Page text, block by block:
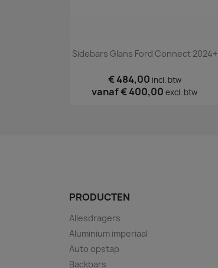
Snel bekijken
Sidebars Glans Ford Connect 2024+
€ 484,00 incl. btw
vanaf€ 400,00 excl. btw
PRODUCTEN
Allesdragers
Aluminium imperiaal
Auto opstap
Backbars